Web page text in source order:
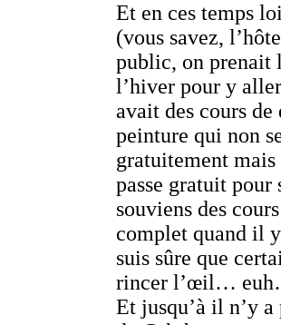
Et en ces temps
(vous savez,
public, on prenait
l’hiver pour y
avait des cours de
peinture qui non
gratuitement
passe gratuit
souviens des
complet quand il
suis sûre que
rincer l’œil…
Et jusqu’à il n’y